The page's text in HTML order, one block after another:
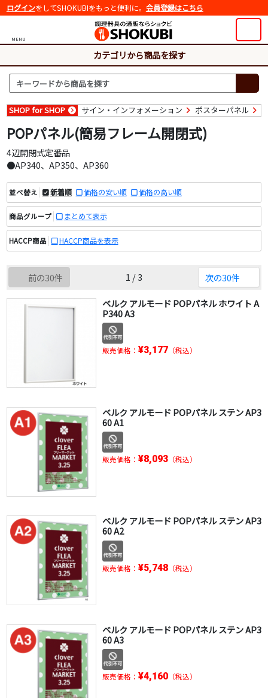
ログインをしてSHOKUBIをもっと便利に。 会員登録はこちら
MENU
カテゴリから商品を探す
SHOP for SHOP サイン・インフォメーション ポスターパネル
POPパネル(簡易フレーム開閉式)
4辺開閉式定番品
●AP340、AP350、AP360
並べ替え 新着順 価格の安い順 価格の高い順
商品グループ まとめて表示
HACCP商品 HACCP商品を表示
前の30件 1 / 3 次の30件
ベルク アルモード POPパネル ホワイト A
P340 A3
販売価格： ¥3,177（税込）
ベルク アルモード POPパネル ステン AP3
60 A1
販売価格： ¥8,093（税込）
ベルク アルモード POPパネル ステン AP3
60 A2
販売価格： ¥5,748（税込）
ベルク アルモード POPパネル ステン AP3
60 A3
販売価格： ¥4,160（税込）